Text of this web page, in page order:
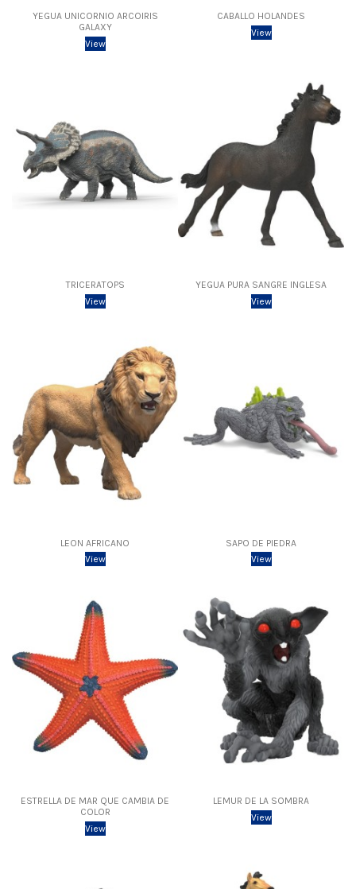
YEGUA UNICORNIO ARCOIRIS
GALAXY
View
CABALLO HOLANDES
View
TRICERATOPS
View
YEGUA PURA SANGRE INGLESA
View
LEON AFRICANO
View
SAPO DE PIEDRA
View
ESTRELLA DE MAR QUE CAMBIA DE
COLOR
View
LEMUR DE LA SOMBRA
View